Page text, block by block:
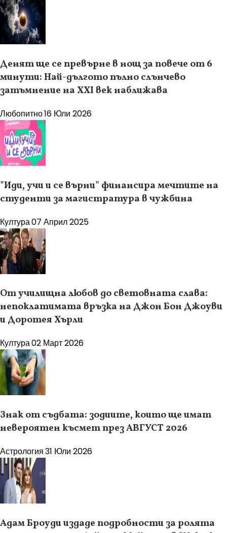
Денят ще се превърне в нощ за повече от 6
минути: Най-дългото пълно слънчево
затъмнение на XXI век наближава
Любопитно16 Юли 2026
"Иди, учи и се върни" финансира мечтите на
студенти за магистратура в чужбина
Култура07 Април 2025
От училищна любов до световната слава:
непоклатимата връзка на Джон Бон Джоуви
и Доротея Хърли
Култура02 Март 2026
Знак от съдбата: зодиите, които ще имат
невероятен късмет през АВГУСТ 2026
Астрология31 Юли 2026
Адам Броуди издаде подробности за ролята